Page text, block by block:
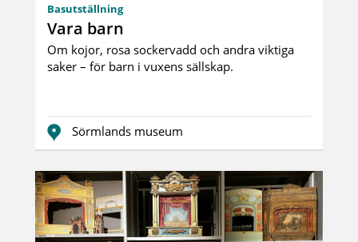
Basutställning
Vara barn
Om kojor, rosa sockervadd och andra viktiga
saker – för barn i vuxens sällskap.
Sörmlands museum